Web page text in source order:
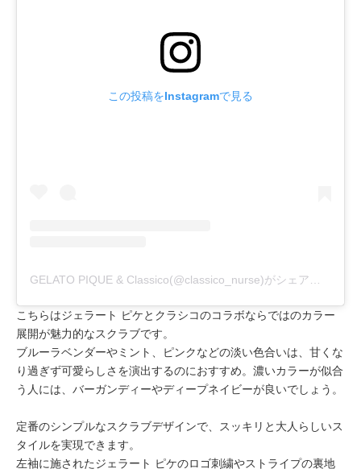
この投稿をInstagramで見る
GELATO PIQUE & Classico(@classico_nurse)がシェアした投稿
こちらはジェラート ピケとクラシコのコラボならではのカラー
展開が魅力的なスクラブです。
ブルーラベンダーやミント、ピンクなどの淡い色合いは、甘くな
り過ぎず可愛らしさを演出するのにおすすめ。濃いカラーが似合
う人には、バーガンディーやディープネイビーが良いでしょう。
定番のシンプルなスクラブデザインで、スッキリと大人らしいス
タイルを実現できます。
左袖に施されたジェラート ピケのロゴ刺繍やストライプの裏地